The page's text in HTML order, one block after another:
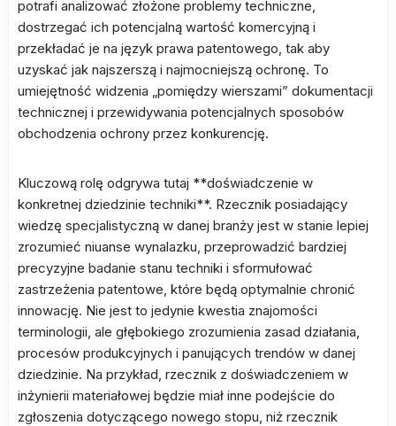
potrafi analizować złożone problemy techniczne,
dostrzegać ich potencjalną wartość komercyjną i
przekładać je na język prawa patentowego, tak aby
uzyskać jak najszerszą i najmocniejszą ochronę. To
umiejętność widzenia „pomiędzy wierszami” dokumentacji
technicznej i przewidywania potencjalnych sposobów
obchodzenia ochrony przez konkurencję.
Kluczową rolę odgrywa tutaj **doświadczenie w
konkretnej dziedzinie techniki**. Rzecznik posiadający
wiedzę specjalistyczną w danej branży jest w stanie lepiej
zrozumieć niuanse wynalazku, przeprowadzić bardziej
precyzyjne badanie stanu techniki i sformułować
zastrzeżenia patentowe, które będą optymalnie chronić
innowację. Nie jest to jedynie kwestia znajomości
terminologii, ale głębokiego zrozumienia zasad działania,
procesów produkcyjnych i panujących trendów w danej
dziedzinie. Na przykład, rzecznik z doświadczeniem w
inżynierii materiałowej będzie miał inne podejście do
zgłoszenia dotyczącego nowego stopu, niż rzecznik